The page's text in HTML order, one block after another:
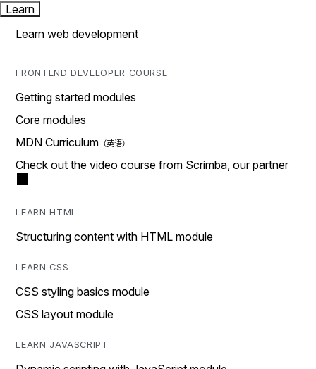
Learn
Learn web development
FRONTEND DEVELOPER COURSE
Getting started modules
Core modules
MDN Curriculum
Check out the video course from Scrimba, our partner
LEARN HTML
Structuring content with HTML module
LEARN CSS
CSS styling basics module
CSS layout module
LEARN JAVASCRIPT